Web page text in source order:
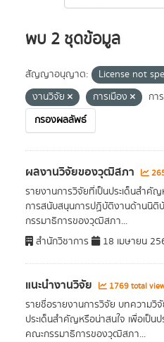
พบ 2 ชุดข้อมูล
สัญญาอนุญาต: License not
งานวิจัย
การเมือง กา
กรองผลลัพธ์
ผลงานวิจัยของวุฒิสภา
รายงานการวิจัยที่เป็นประเด็นสำคัญ
การสนับสนุนการปฏิบัติงานด้านนิ
กรรมาธิการของวุฒิสภา...
สำนักวิชาการ
18 เมษายน
แนะนำงานวิจัย 1769 total
รายชื่อรายงานการวิจัย บทความวิ
ประเด็นสำคัญหรือน่าสนใจ เพื่อเป็น
คณะกรรมาธิการของวุฒิสภา...